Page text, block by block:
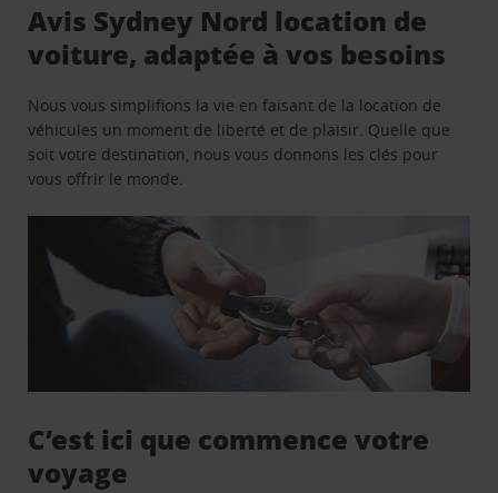
Avis Sydney Nord location de
voiture, adaptée à vos besoins
Nous vous simplifions la vie en faisant de la location de
véhicules un moment de liberté et de plaisir. Quelle que
soit votre destination, nous vous donnons les clés pour
vous offrir le monde.
C’est ici que commence votre
voyage